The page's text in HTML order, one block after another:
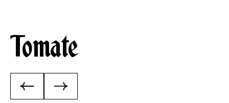
Tomate